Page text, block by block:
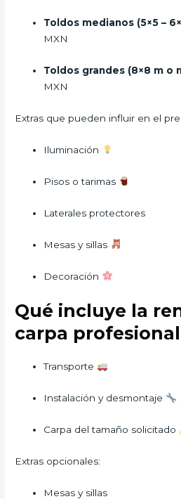
Toldos medianos (5×5 –
MXN
Toldos grandes (8×8 m o
MXN
Extras que pueden influir en el
Iluminación
Pisos o tarimas
Laterales protectores
Mesas y sillas
Decoración
Qué incluye la
carpa profesional
Transporte
Instalación y desmontaje
Carpa del tamaño solicitado
Extras opcionales:
Mesas y sillas